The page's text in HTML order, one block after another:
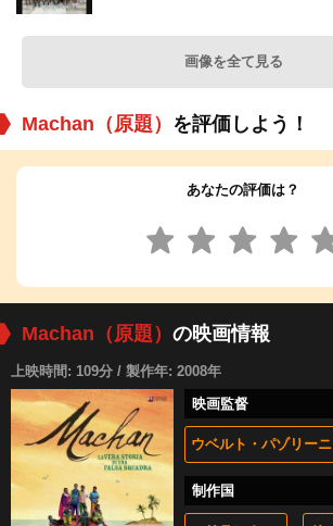
画像を全て見る
Machan（原題） を評価しよう！
あなたの評価は？
Machan（原題） の映画情報
上映時間: 109分 / 製作年: 2008年
映画監督
ウベルト・パゾリーニ
制作国